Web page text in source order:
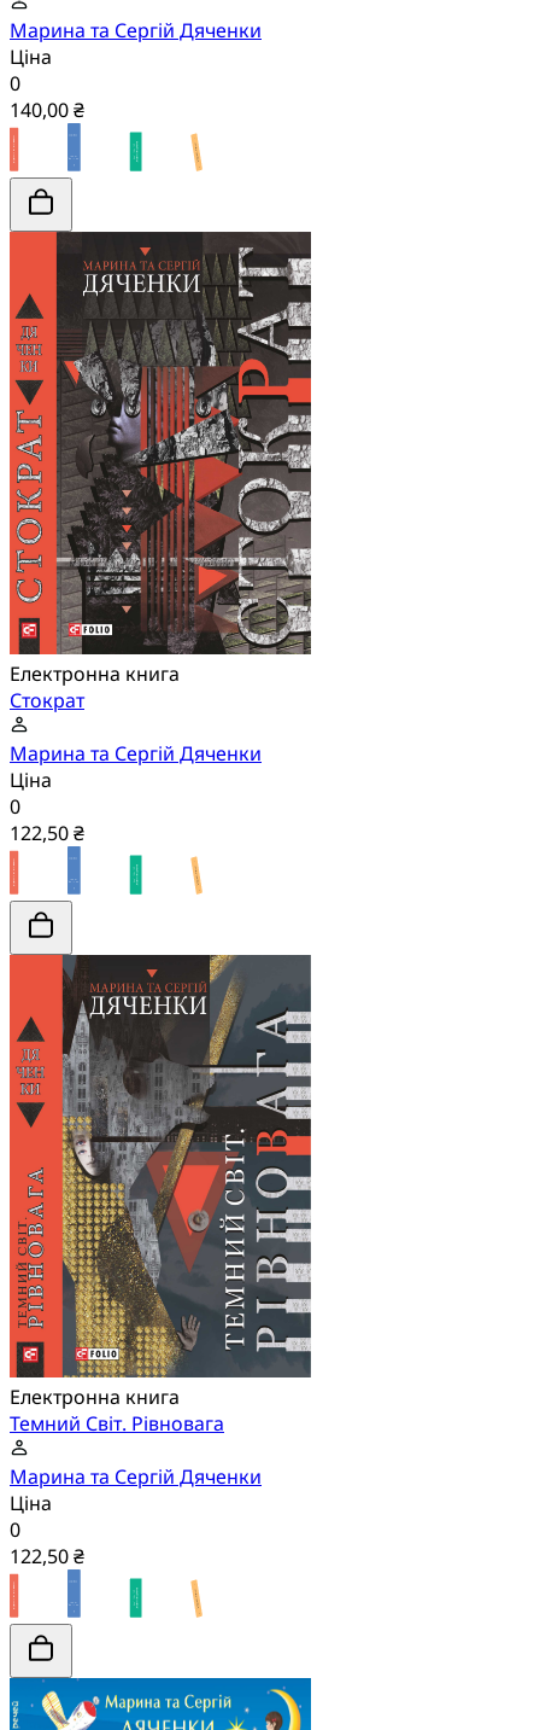
Марина та Сергій Дяченки
Ціна
0
140,00 ₴
Електронна книга
Стократ
Марина та Сергій Дяченки
Ціна
0
122,50 ₴
Електронна книга
Темний Світ. Рівновага
Марина та Сергій Дяченки
Ціна
0
122,50 ₴